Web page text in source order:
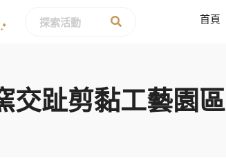
首頁
交趾剪黏工藝園區